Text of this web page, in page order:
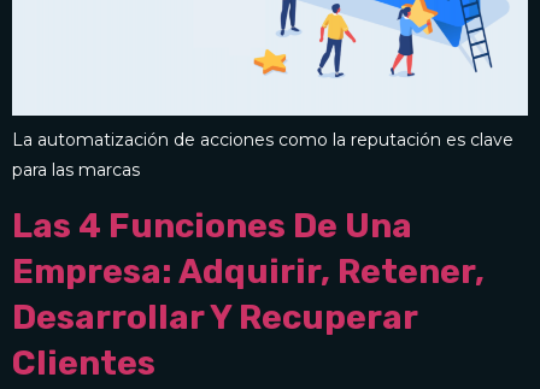
La automatización de acciones como la reputación es clave
para las marcas
Las 4 Funciones De Una
Empresa: Adquirir, Retener,
Desarrollar Y Recuperar
Clientes